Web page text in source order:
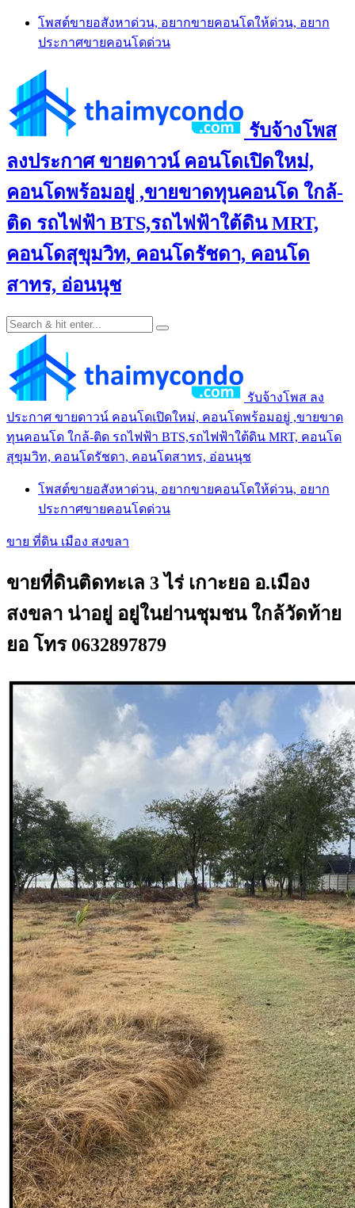
Skip
content
โพสต์ขายอสังหาด่วน, อยากขายคอนโดให้ด่วน, อยาก
ประกาศขายคอนโดด่วน
รับจ้างโพส
ลงประกาศ ขายดาวน์ คอนโดเปิดใหม่,
คอนโดพร้อมอยู่ ,ขายขาดทุนคอนโด ใกล้-
ติด รถไฟฟ้า BTS,รถไฟฟ้าใต้ดิน MRT,
คอนโดสุขุมวิท, คอนโดรัชดา, คอนโด
สาทร, อ่อนนุช
รับจ้างโพส ลง
ประกาศ ขายดาวน์ คอนโดเปิดใหม่, คอนโดพร้อมอยู่ ,ขายขาด
ทุนคอนโด ใกล้-ติด รถไฟฟ้า BTS,รถไฟฟ้าใต้ดิน MRT, คอนโด
สุขุมวิท, คอนโดรัชดา, คอนโดสาทร, อ่อนนุช
โพสต์ขายอสังหาด่วน, อยากขายคอนโดให้ด่วน, อยาก
ประกาศขายคอนโดด่วน
ขาย ที่ดิน เมือง สงขลา
ขายที่ดินติดทะเล 3 ไร่ เกาะยอ อ.เมือง
สงขลา น่าอยู่ อยู่ในย่านชุมชน ใกล้วัดท้าย
ยอ โทร 0632897879